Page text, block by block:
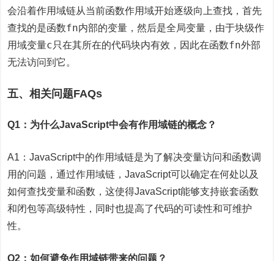
会沿着作用域链从当前函数作用域开始逐级向上查找，首先
查找的是函数fn内部的变量，然后是全局变量，由于块级作
用域变量c 只在其所在的代码块内有效，因此在函数fn外部
无法访问到它。
五、相关问题FAQs
Q1：为什么JavaScript中会有作用域链的概念？
A1：JavaScript中的作用域链是为了解决变量访问和函数调
用的问题，通过作用域链，JavaScript可以确定在何处以及
如何查找变量和函数，这使得JavaScript能够支持嵌套函数
和闭包等高级特性，同时也提高了代码的可读性和可维护
性。
Q2：如何避免作用域链带来的问题？